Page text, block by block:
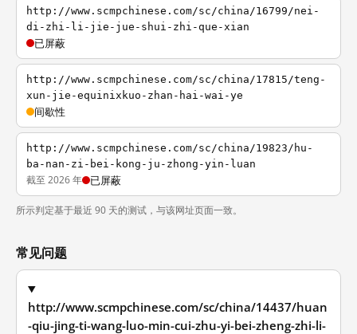
http://www.scmpchinese.com/sc/china/16799/nei-
di-zhi-li-jie-jue-shui-zhi-que-xian
已屏蔽
http://www.scmpchinese.com/sc/china/17815/teng-
xun-jie-equinixkuo-zhan-hai-wai-ye
间歇性
http://www.scmpchinese.com/sc/china/19823/hu-
ba-nan-zi-bei-kong-ju-zhong-yin-luan
截至 2026 年 已屏蔽
所示判定基于最近 90 天的测试，与该网址页面一致。
常见问题
http://www.scmpchinese.com/sc/china/14437/huan
-qiu-jing-ti-wang-luo-min-cui-zhu-yi-bei-zheng-zhi-li-